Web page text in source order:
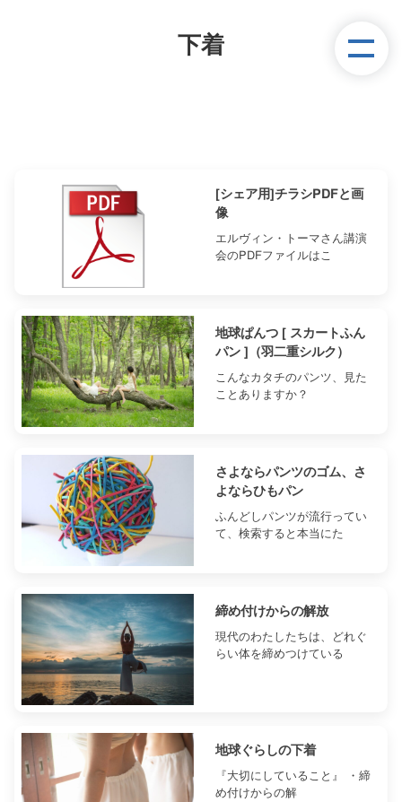
下着
[シェア用]チラシPDFと画
像
エルヴィン・トーマさん講演
会のPDFファイルはこ
地球ぱんつ [ スカートふん
パン ]（羽二重シルク）
こんなカタチのパンツ、見た
ことありますか？
さよならパンツのゴム、さ
よならひもパン
ふんどしパンツが流行ってい
て、検索すると本当にた
締め付けからの解放
現代のわたしたちは、どれぐ
らい体を締めつけている
地球ぐらしの下着
『大切にしていること』 ・締
め付けからの解